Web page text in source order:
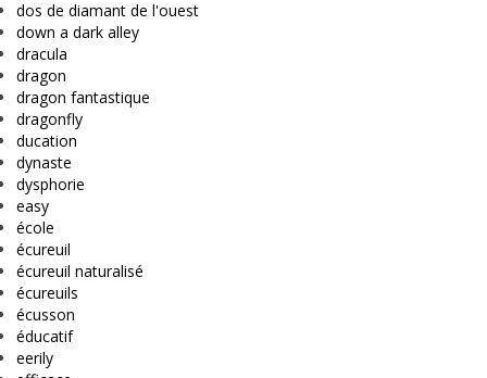
dos de diamant de l'ouest
down a dark alley
dracula
dragon
dragon fantastique
dragonfly
ducation
dynaste
dysphorie
easy
école
écureuil
écureuil naturalisé
écureuils
écusson
éducatif
eerily